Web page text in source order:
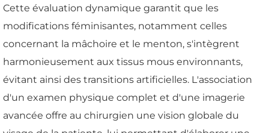
Cette évaluation dynamique garantit que les
modifications féminisantes, notamment celles
concernant la mâchoire et le menton, s'intègrent
harmonieusement aux tissus mous environnants,
évitant ainsi des transitions artificielles. L'association
d'un examen physique complet et d'une imagerie
avancée offre au chirurgien une vision globale du